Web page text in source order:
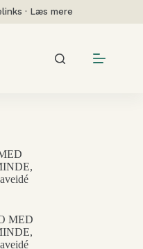
· Læs mere